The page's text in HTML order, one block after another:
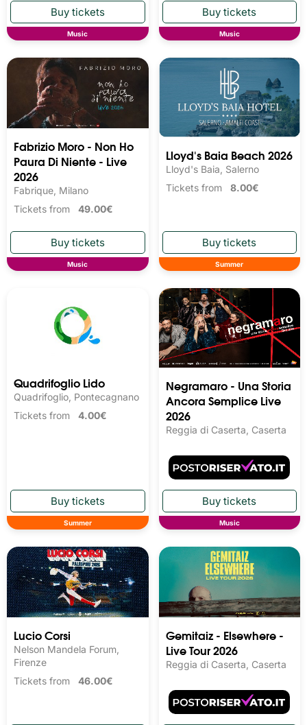
Music Music
Fabrizio Moro - Non Ho
Paura Di Niente - Live
2026
Fabrique, Milano
Tickets from 49.00€
Music
Lloyd's Baia Beach 2026
Lloyd's Baia, Salerno
Tickets from 8.00€
Summer
Quadrifoglio Lido
Quadrifoglio, Pontecagnano
Tickets from 4.00€
Summer
Negramaro - Una Storia
Ancora Semplice Live
2026
Reggia di Caserta, Caserta
Music
Lucio Corsi
Nelson Mandela Forum,
Firenze
Tickets from 46.00€
Gemitaiz - Elsewhere -
Live Tour 2026
Reggia di Caserta, Caserta